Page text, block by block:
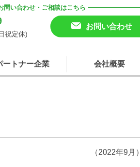
問い合わせ・ご相談はこちら
祝定休)
お問い合わせ
ートナー企業 会社概要
（2022年9月）